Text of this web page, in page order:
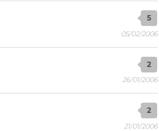
5
05/02/2006
2
26/01/2006
2
21/01/2006